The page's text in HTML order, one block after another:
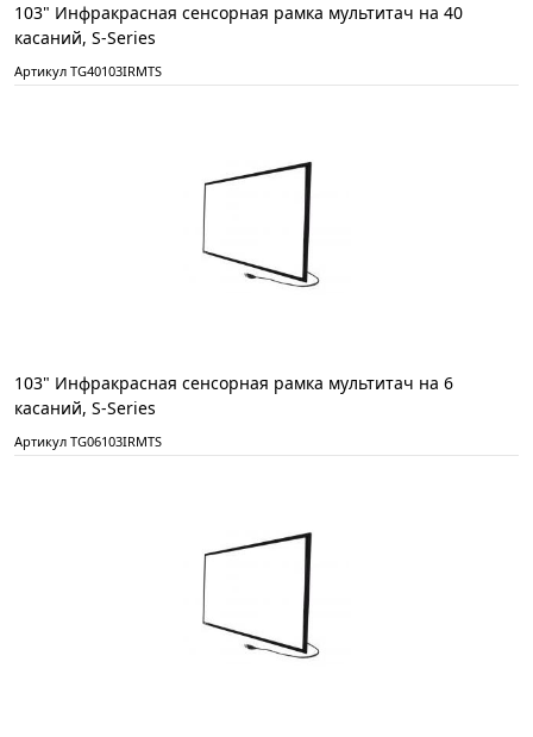
103" Инфракрасная сенсорная рамка мультитач на 40
касаний, S-Series
Артикул TG40103IRMTS
103" Инфракрасная сенсорная рамка мультитач на 6
касаний, S-Series
Артикул TG06103IRMTS